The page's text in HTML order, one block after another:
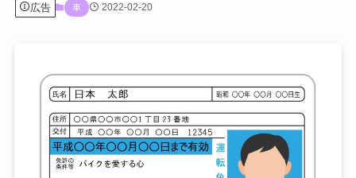
広告 車 2022-02-20